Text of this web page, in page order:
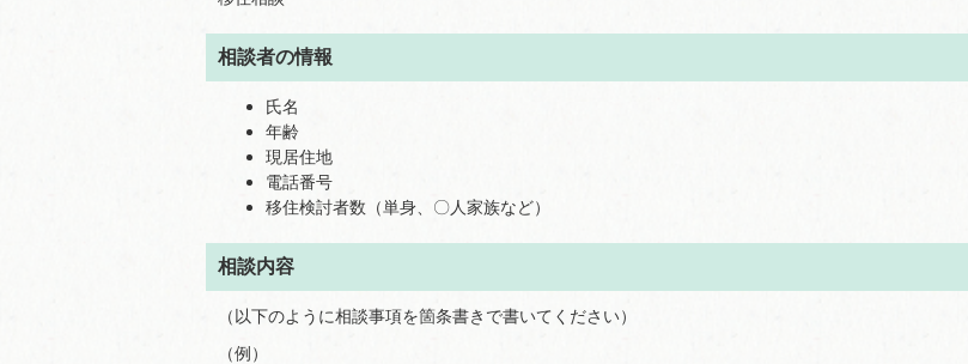
相談者の情報
氏名
年齢
現居住地
電話番号
移住検討者数（単身、〇人家族など）
相談内容
（以下のように相談事項を箇条書きで書いてください）
（例）